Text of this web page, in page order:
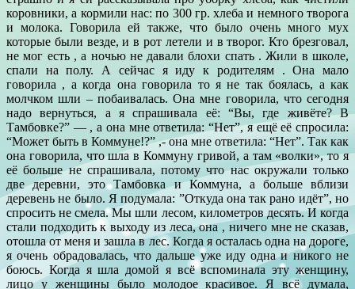
коровники, а кормили нас: по 300 гр. хлеба и немного творога
и молока. Говорила ей также, что было очень много мух
которые были везде, и в рот летели и в творог. Кто брезговал,
не мог есть , а ночью не давали блохи спать . Жили в школе,
спали на полу. А сейчас я иду к родителям . Она мало
говорила , а когда она говорила то я не так боялась, а как
молчком шли – побаивалась. Она мне говорила, что сегодня
надо вернуться, а я спрашивала её: “Вы, где живёте? В
Тамбовке?” — , а она мне ответила: “Нет”, я ещё её спросила:
“Может быть в Коммуне!?” ,- она мне ответила: “Нет”. Так как
она говорила, что шла в Коммуну гривой, а там «волки», то я
её больше не спрашивала, потому что нас окружали только
две деревни, это Тамбовка и Коммуна, а больше вблизи
деревень не было. Я подумала: ”Откуда она так рано идёт”, но
спросить не смела. Мы шли лесом, километров десять. И когда
стали подходить к выходу из леса, она , ничего мне не сказав,
отошла от меня и зашла в лес. Когда я осталась одна на дороге,
я очень обрадовалась, что дальше уже иду одна и никого не
боюсь. Когда я шла домой я всё вспоминала эту женщину,
лицо у женщины было молодое красивое. Я всё думала,